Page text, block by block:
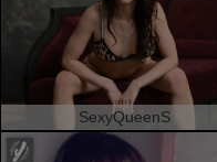
SexyQueenS